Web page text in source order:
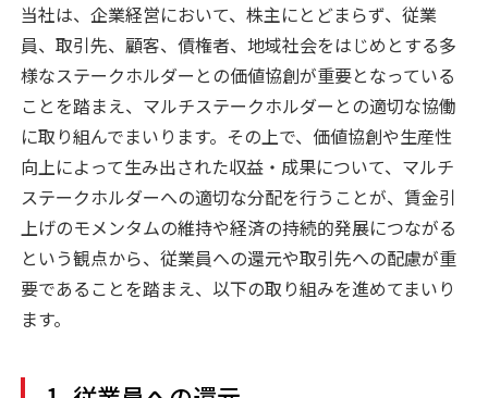
当社は、企業経営において、株主にとどまらず、従業
員、取引先、顧客、債権者、地域社会をはじめとする多
様なステークホルダーとの価値協創が重要となっている
ことを踏まえ、マルチステークホルダーとの適切な協働
に取り組んでまいります。その上で、価値協創や生産性
向上によって生み出された収益・成果について、マルチ
ステークホルダーへの適切な分配を行うことが、賃金引
上げのモメンタムの維持や経済の持続的発展につながる
という観点から、従業員への還元や取引先への配慮が重
要であることを踏まえ、以下の取り組みを進めてまいり
ます。